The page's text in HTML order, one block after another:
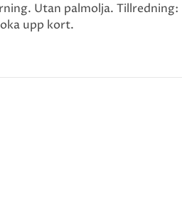
Utan palmolja. Tillredning:
upp kort.